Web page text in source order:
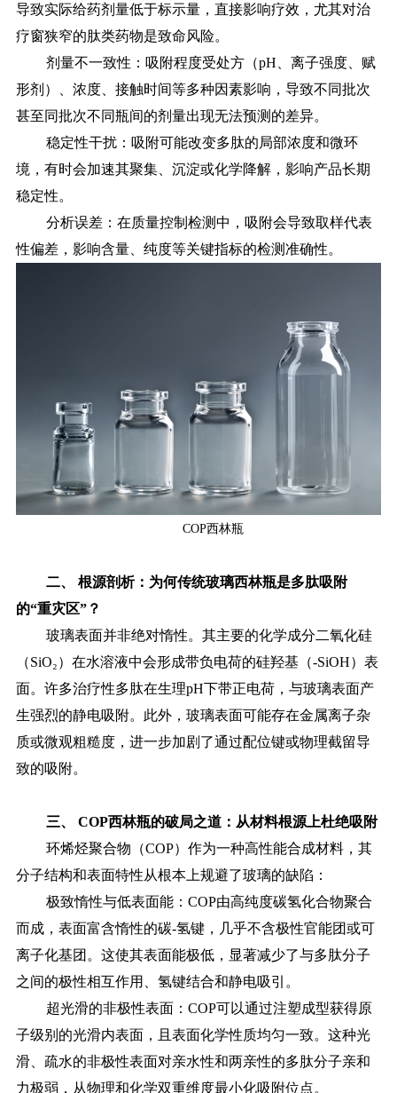
导致实际给药剂量低于标示量，直接影响疗效，尤其对治
疗窗狭窄的肽类药物是致命风险。
剂量不一致性：吸附程度受处方（pH、离子强度、赋
形剂）、浓度、接触时间等多种因素影响，导致不同批次
甚至同批次不同瓶间的剂量出现无法预测的差异。
稳定性干扰：吸附可能改变多肽的局部浓度和微环
境，有时会加速其聚集、沉淀或化学降解，影响产品长期
稳定性。
分析误差：在质量控制检测中，吸附会导致取样代表
性偏差，影响含量、纯度等关键指标的检测准确性。
COP西林瓶
二、
根源剖析：为何传统玻璃西林瓶是多肽吸附
的“重灾区”？
玻璃表面并非绝对惰性。其主要的化学成分二氧化硅
（SiO₂）在水溶液中会形成带负电荷的硅羟基（-SiOH）表
面。许多治疗性多肽在生理pH下带正电荷，与玻璃表面产
生强烈的静电吸附。此外，玻璃表面可能存在金属离子杂
质或微观粗糙度，进一步加剧了通过配位键或物理截留导
致的吸附。
三、
COP西林瓶的破局之道：从材料根源上杜绝吸附
环烯烃聚合物（COP）作为一种高性能合成材料，其
分子结构和表面特性从根本上规避了玻璃的缺陷：
极致惰性与低表面能： COP由高纯度碳氢化合物聚合
而成，表面富含惰性的碳-氢键，几乎不含极性官能团或可
离子化基团。这使其表面能极低，显著减少了与多肽分子
之间的极性相互作用、氢键结合和静电吸引。
超光滑的非极性表面： COP可以通过注塑成型获得原
子级别的光滑内表面，且表面化学性质均匀一致。这种光
滑、疏水的非极性表面对亲水性和两亲性的多肽分子亲和
力极弱，从物理和化学双重维度最小化吸附位点。